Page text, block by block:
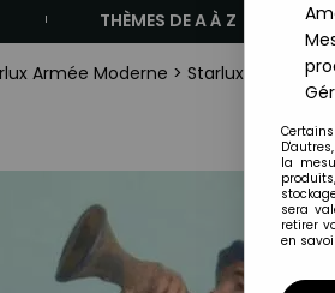
THÈMES DE A À Z
Armée Moderne > Starlux Armées
la
sera
retirer
en